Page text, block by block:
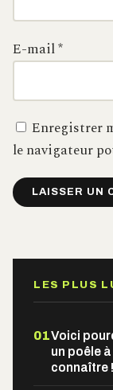
E-mail*
Enregistrer
le navigateur
LES PLUS
01Voici
un poêle
connaître !